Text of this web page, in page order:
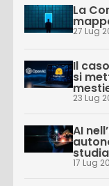
La
27 Lug
Il
si
23 Lug
AI
17 Lug